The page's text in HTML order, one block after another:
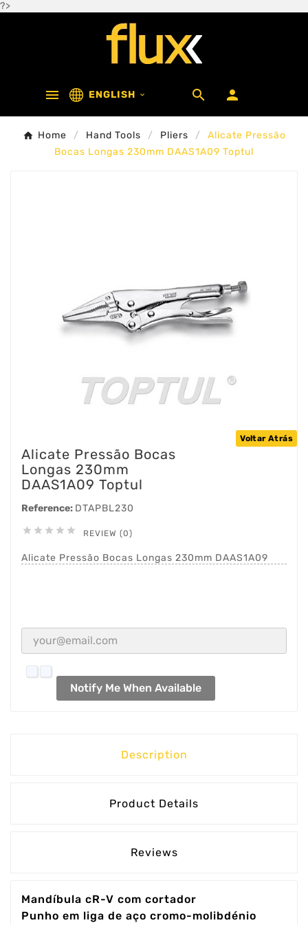
?>
 ENGLISH   
Home Hand Tools Pliers
Alicate Pressão
Bocas Longas 230mm DAAS1A09 Toptul
Voltar Atrás
Alicate Pressão Bocas
Longas 230mm
DAAS1A09 Toptul
Reference: DTAPBL230
     REVIEW (0)
Alicate Pressão Bocas Longas 230mm DAAS1A09
Notify Me When Available
Description
Product Details
Reviews
Mandíbula cR-V com cortador
Punho em liga de aço cromo-molibdénio